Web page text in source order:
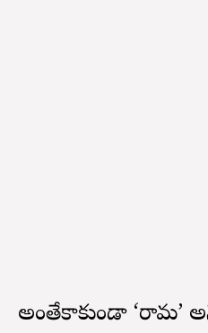
అంతేకాకుండా ‘రామ’ అనే